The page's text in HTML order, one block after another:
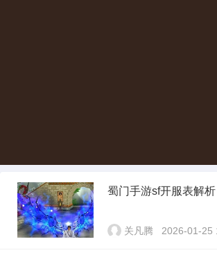
蜀门手游sf开服表解析
关凡腾 2026-01-25